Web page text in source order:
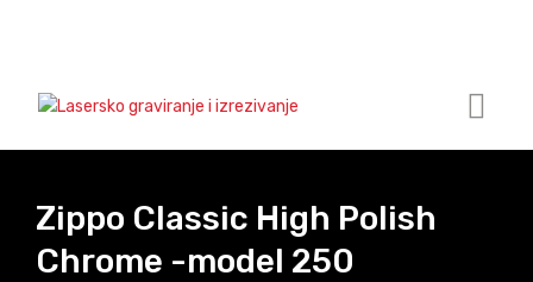
Zippo Classic High Polish
Chrome -model 250